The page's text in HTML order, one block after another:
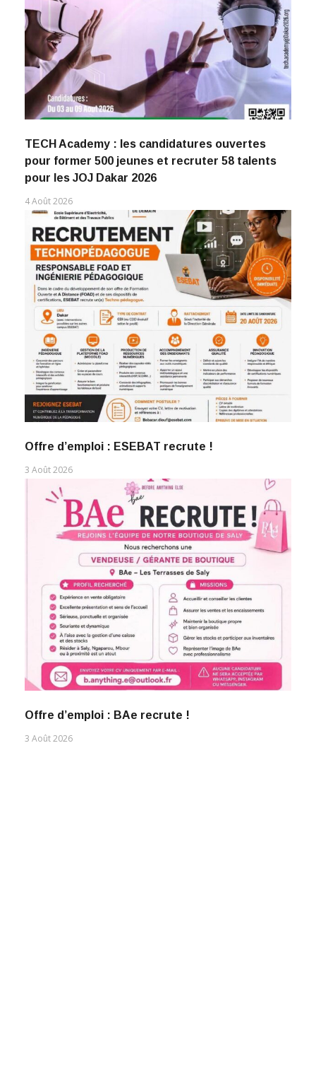
TECH Academy : les candidatures ouvertes
pour former 500 jeunes et recruter 58 talents
pour les JOJ Dakar 2026
4 Août 2026
Offre d’emploi : ESEBAT recrute !
3 Août 2026
Offre d’emploi : BAe recrute !
3 Août 2026